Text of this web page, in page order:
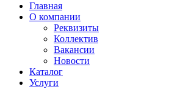
Главная
О компании
Реквизиты
Коллектив
Вакансии
Новости
Каталог
Услуги